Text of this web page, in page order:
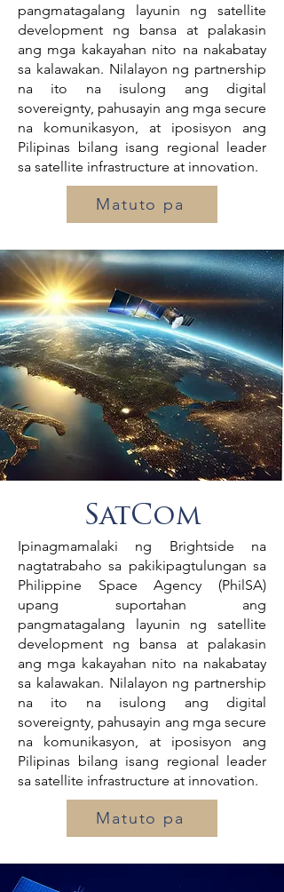
pangmatagalang layunin ng satellite
development ng bansa at palakasin
ang mga kakayahan nito na nakabatay
sa kalawakan. Nilalayon ng partnership
na ito na isulong ang digital
sovereignty, pahusayin ang mga secure
na komunikasyon, at iposisyon ang
Pilipinas bilang isang regional leader
sa satellite infrastructure at innovation.
Matuto pa
SatCom
Ipinagmamalaki ng Brightside na
nagtatrabaho sa pakikipagtulungan sa
Philippine Space Agency (PhilSA)
upang suportahan ang
pangmatagalang layunin ng satellite
development ng bansa at palakasin
ang mga kakayahan nito na nakabatay
sa kalawakan. Nilalayon ng partnership
na ito na isulong ang digital
sovereignty, pahusayin ang mga secure
na komunikasyon, at iposisyon ang
Pilipinas bilang isang regional leader
sa satellite infrastructure at innovation.
Matuto pa